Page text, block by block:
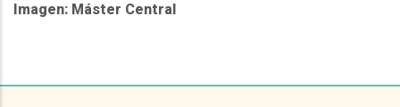
Imagen: Máster Central